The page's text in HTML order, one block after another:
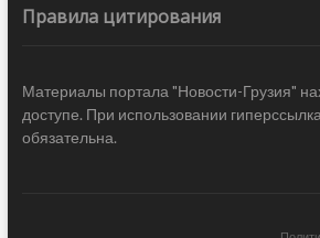
Правила цитирования
Материалы портала "Новости-Грузия"
доступе. При использовании
обязательна.